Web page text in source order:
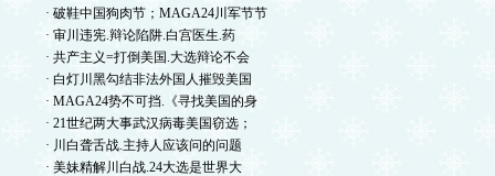
· 破鞋中国狗肉节；MAGA24川军节节
· 审川违宪.辩论陷阱.白宫医生.药
· 共产主义=打倒美国.大选辩论不会
· 白灯川黑勾结非法外国人摧毁美国
· MAGA24势不可挡.《寻找美国的身
· 21世纪两大事武汉病毒美国窃选；
· 川白聋舌战.主持人应该问的问题
· 美妹精解川白战.24大选是世界大